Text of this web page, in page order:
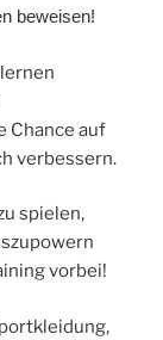
beweisen!
Chance auf
verbessern.
spielen,
vorbei!